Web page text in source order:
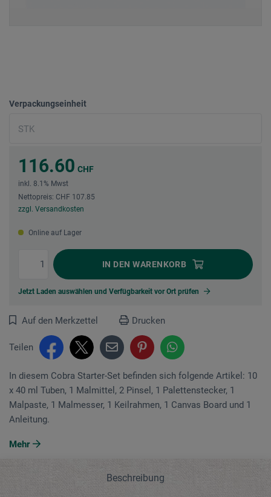
Verpackungseinheit
116.60 CHF
inkl. 8.1% Mwst
Nettopreis: CHF 107.85
zzgl. Versandkosten
Online auf Lager
IN DEN WARENKORB
Jetzt Laden auswählen und Verfügbarkeit vor Ort prüfen
Auf den Merkzettel Drucken
Teilen
In diesem Cobra Starter-Set befinden sich folgende Artikel: 10
x 40 ml Tuben, 1 Malmittel, 2 Pinsel, 1 Palettenstecker, 1
Malpaste, 1 Malmesser, 1 Keilrahmen, 1 Canvas Board und 1
Anleitung.
Mehr
Beschreibung